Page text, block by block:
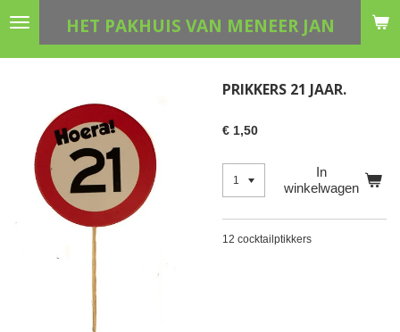
Ga
HET PAKHUIS VAN MENEER JAN
PRIKKERS 21 JAAR.
€ 1,50
In
winkelwagen
12 cocktailptikkers